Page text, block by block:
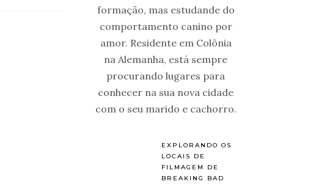
formação, mas estudande do
comportamento canino por
amor. Residente em Colônia
na Alemanha, está sempre
procurando lugares para
conhecer na sua nova cidade
com o seu marido e cachorro.
EXPLORANDO OS
LOCAIS DE
FILMAGEM DE
BREAKING BAD